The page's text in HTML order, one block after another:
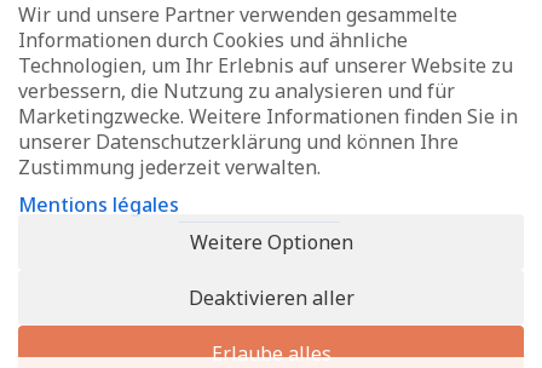
Mit Unterstützung des
Datenschutz und Verwaltung von Cookies
Rechtliche Hinweise
Erklärung zur Barrierefreiheit
Wir und unsere Partner verwenden gesammelte
Informationen durch Cookies und ähnliche
Technologien, um Ihr Erlebnis auf unserer Website zu
verbessern, die Nutzung zu analysieren und für
Marketingzwecke. Weitere Informationen finden Sie in
unserer Datenschutzerklärung und können Ihre
Zustimmung jederzeit verwalten.
Mentions légales
Weitere Optionen
Deaktivieren aller
Erlaube alles